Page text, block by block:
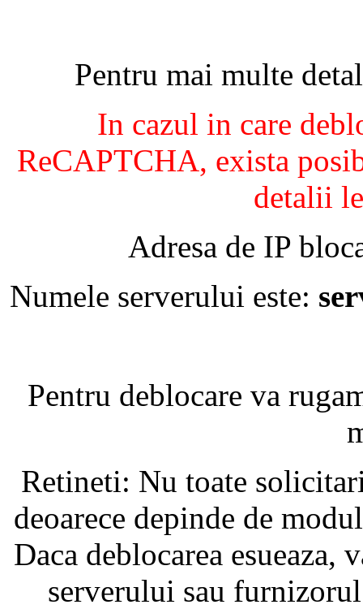
Pentru mai multe
In cazul in care
ReCAPTCHA, exista
detalii
Adresa de IP
Numele serverului este:
Pentru deblocare va
Retineti: Nu toate
deoarece depinde de
Daca deblocarea
serverului sau